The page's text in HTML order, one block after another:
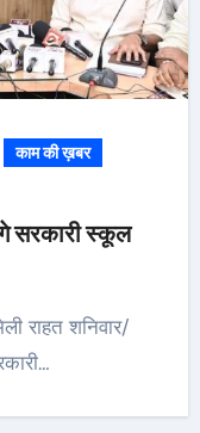
काम की ख़बर
सरकारी स्कूल